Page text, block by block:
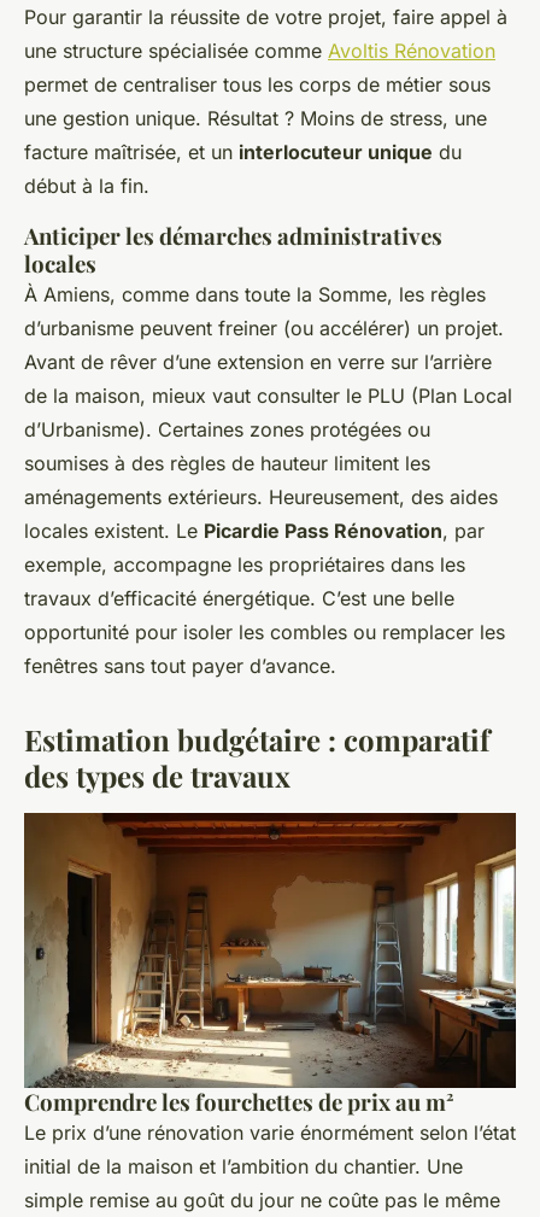
Pour garantir la réussite de votre projet, faire appel à
une structure spécialisée comme Avoltis Rénovation
permet de centraliser tous les corps de métier sous
une gestion unique. Résultat ? Moins de stress, une
facture maîtrisée, et un interlocuteur unique du
début à la fin.
Anticiper les démarches administratives
locales
À Amiens, comme dans toute la Somme, les règles
d’urbanisme peuvent freiner (ou accélérer) un projet.
Avant de rêver d’une extension en verre sur l’arrière
de la maison, mieux vaut consulter le PLU (Plan Local
d’Urbanisme). Certaines zones protégées ou
soumises à des règles de hauteur limitent les
aménagements extérieurs. Heureusement, des aides
locales existent. Le Picardie Pass Rénovation, par
exemple, accompagne les propriétaires dans les
travaux d’efficacité énergétique. C’est une belle
opportunité pour isoler les combles ou remplacer les
fenêtres sans tout payer d’avance.
Estimation budgétaire : comparatif
des types de travaux
Comprendre les fourchettes de prix au m²
Le prix d’une rénovation varie énormément selon l’état
initial de la maison et l’ambition du chantier. Une
simple remise au goût du jour ne coûte pas le même